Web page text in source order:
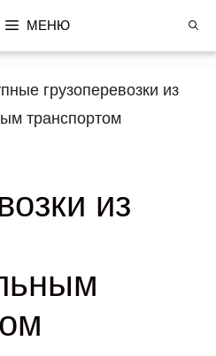
МЕНЮ
грузоперевозки из
транспортом
из